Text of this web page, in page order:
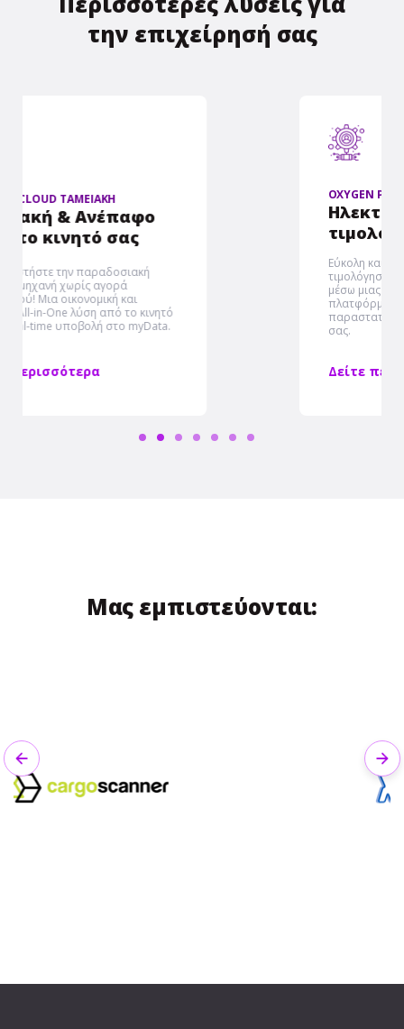
την επιχείρησή σας
OXYGEN PELATOLOGIO
Ηλεκτρονική
τιμολόγηση & MyData
Εύκολη και αξιόπιστη ηλεκτρονική
τιμολόγηση με υποβολή στο myDATA
μέσω μιας ολοκληρωμένης
πλατφόρμας, ιδανική για κάθε είδους
παραστατικά που εκδίδει η επιχείρηση
σας.
Μας εμπιστεύονται:
Previous